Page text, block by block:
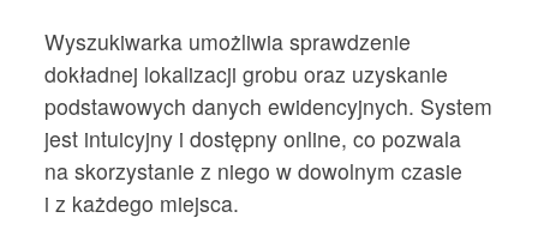
Wyszukiwarka umożliwia sprawdzenie
dokładnej lokalizacji grobu oraz uzyskanie
podstawowych danych ewidencyjnych. System
jest intuicyjny i dostępny online, co pozwala
na skorzystanie z niego w dowolnym czasie
i z każdego miejsca.